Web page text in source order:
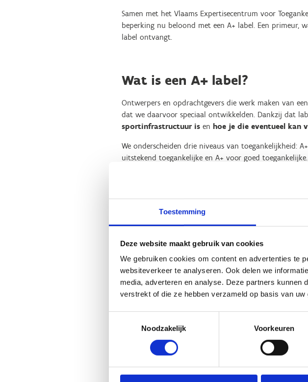
Toestemming
Deze website maakt gebruik van cookies
We gebruiken cookies om content en advertenties te
websiteverkeer te analyseren. Ook delen we
media, adverteren en analyse. Deze partners kunnen
verstrekt of die ze hebben verzameld op basis van
Noodzakelijk
Voorkeuren
Samen met het Vlaams Expertisecentrum voor
beperking nu beloond met een A+ label. Een primeur,
label ontvangt.
Wat is een A+ label?
Ontwerpers en opdrachtgevers die werk maken van
dat we daarvoor speciaal ontwikkelden. Dankzij dat
sportinfrastructuur is en hoe je die eventueel kan
We onderscheiden drie niveaus van toegankelijkheid:
uitstekend toegankelijke en A+ voor goed
Wat maakt Bloesembad
Het Bloesembad beschikt over bredere deuren en
toegankelijk voor rolstoelgebruikers, buggy's en
praktischere zwembadrolstoel.
Voor mensen met een fysieke beperking is er een
zwembadlift en een zoutbad om in te drijven.
Maar er is ook gedacht aan mensen met een niet-
gedrags- of emotionele beperking. Voor hen voorziet
tot 13 uur) waarbij de bezoekers in alle rust het
En een laatste maar daarom niet minste extra, is dat